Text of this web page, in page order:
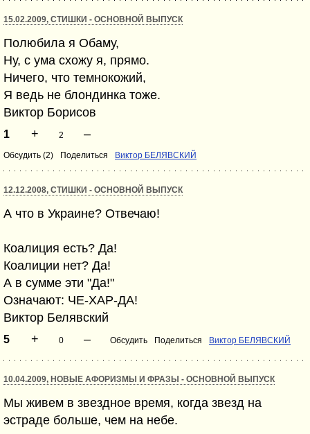
15.02.2009, СТИШКИ - ОСНОВНОЙ ВЫПУСК
Полюбила я Обаму,
Ну, с ума схожу я, прямо.
Ничего, что темнокожий,
Я ведь не блондинка тоже.
Виктор Борисов
1 + 2 –
Обсудить (2) Поделиться Виктор БЕЛЯВСКИЙ
12.12.2008, СТИШКИ - ОСНОВНОЙ ВЫПУСК
А что в Украине? Отвечаю!
Коалиция есть? Да!
Коалиции нет? Да!
А в сумме эти "Да!"
Означают: ЧЕ-ХАР-ДА!
Виктор Белявский
5 + 0 – Обсудить Поделиться Виктор БЕЛЯВСКИЙ
10.04.2009, НОВЫЕ АФОРИЗМЫ И ФРАЗЫ - ОСНОВНОЙ ВЫПУСК
Мы живем в звездное время, когда звезд на
эстраде больше, чем на небе.